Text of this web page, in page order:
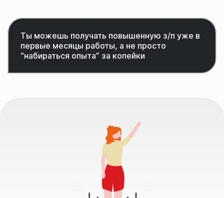
Ты можешь получать повышенную з/п уже в
первые месяцы работы, а не просто
“набираться опыта” за копейки